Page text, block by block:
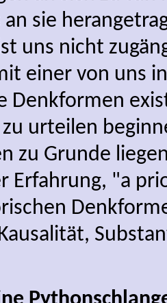
sie
uns nicht
einer von uns
Denkformen
urteilen
zu Grunde
Erfahrung, "a